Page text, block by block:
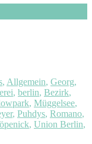
, Allgemein, Georg,
, berlin, Bezirk,
, Müggelsee,
, Puhdys, Romano,
, Union Berlin,